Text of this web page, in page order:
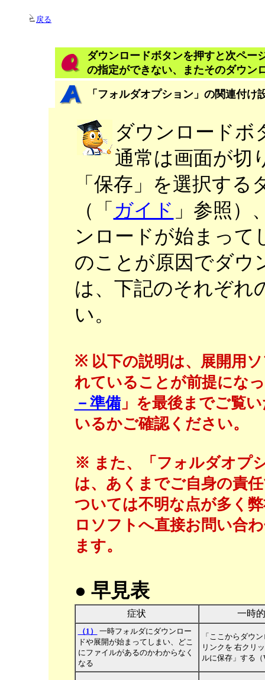
戻る
ダウンロードボタンを押すと次ペー
の指定ができない、またそのダウン
「フォルダオプション」の関連付
ダウンロードボ
通常は画面が切
「保存」を選択す
（「 ガイド 」参照）
ンロードが始まって
のことが原因でダウ
は、下記のそれぞれ
い。
※ 以下の説明は、展開用
れていることが前提にな
－準備」を最後までご覧
いるかご確認ください。
※ また、「フォルダオプ
は、あくまでご自身の責
ついては不明な点が多く
ロソフトへ直接お問い合
ます。
● 早見表
症状 一時
（1）
一時フォルダにダウンロー
ドや展開が始まってしまい、どこ
にファイルがあるのかわからなく
なる
「ここからダウ
リンクを 右クリ
ルに保存」する